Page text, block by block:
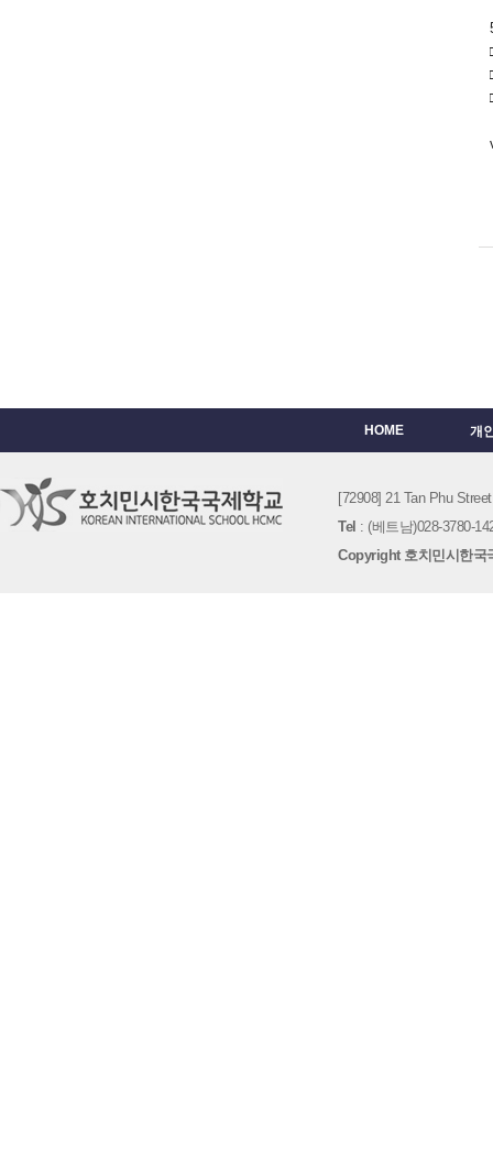
HOME 개
[72908] 21 Tan Phu
Tel : (베트남)028-3780-
Copyright 호치민시한국